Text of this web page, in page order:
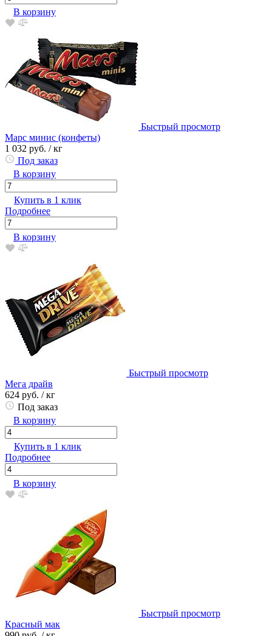
В корзину
Быстрый просмотр
Марс минис (конфеты)
1 032 руб. / кг
Под заказ
В корзину
Купить в 1 клик
Подробнее
В корзину
Быстрый просмотр
Мега драйв
624 руб. / кг
Под заказ
В корзину
Купить в 1 клик
Подробнее
В корзину
Быстрый просмотр
Красный мак